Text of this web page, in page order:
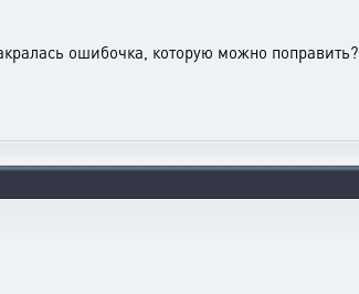
ошибочка, которую можно поправить?